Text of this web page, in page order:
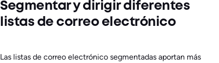
Segmentar y dirigir diferentes
listas de correo electrónico
Las listas de correo electrónico segmentadas aportan más